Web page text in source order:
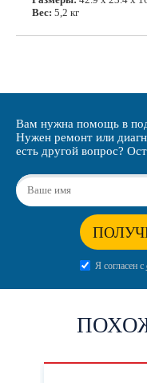
Вес: 5,2 кг
Вам нужна помощь в
Нужен ремонт или
есть другой вопрос?
Я согласен с